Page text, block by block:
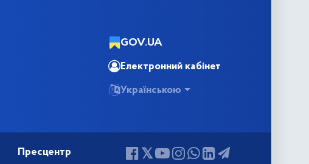
GOV.UA
Електронний кабінет
Українською
Пресцентр